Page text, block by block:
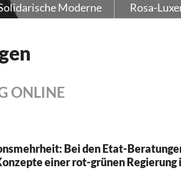
Moderne Rosa-
ONLINE
Bei den Etat-
einer rot-grünen Regierung